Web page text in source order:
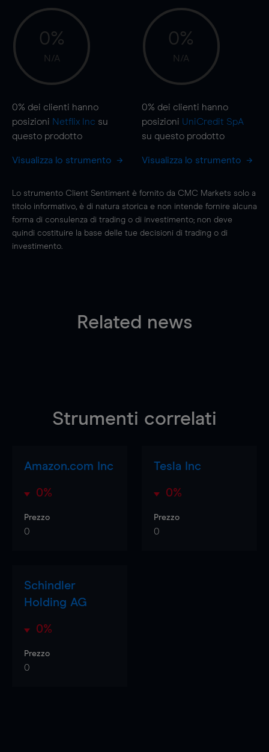
0%
N/A
0% dei clienti hanno
posizioni Netflix Inc su
questo prodotto
Visualizza lo strumento
0%
N/A
0% dei clienti hanno
posizioni UniCredit SpA
su questo prodotto
Visualizza lo strumento
Lo strumento Client Sentiment è fornito da CMC Markets solo a
titolo informativo, è di natura storica e non intende fornire alcuna
forma di consulenza di trading o di investimento; non deve
quindi costituire la base delle tue decisioni di trading o di
investimento.
Related news
Strumenti correlati
Amazon.com Inc
0%
Prezzo
0
Tesla Inc
0%
Prezzo
0
Schindler
Holding AG
0%
Prezzo
0